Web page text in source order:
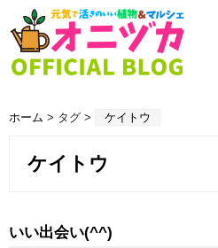
ホーム > タグ > ケイトウ
ケイトウ
いい出会い(^^)